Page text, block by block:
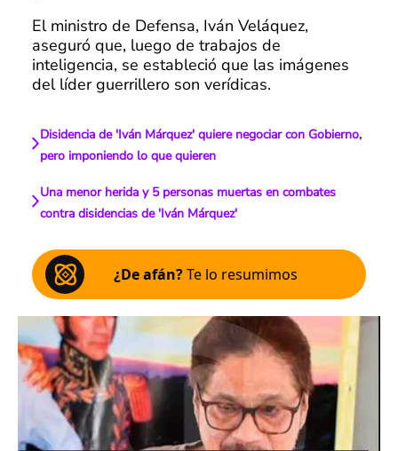
El ministro de Defensa, Iván Veláquez,
aseguró que, luego de trabajos de
inteligencia, se estableció que las imágenes
del líder guerrillero son verídicas.
Disidencia de 'Iván Márquez' quiere negociar con Gobierno,
pero imponiendo lo que quieren
Una menor herida y 5 personas muertas en combates
contra disidencias de 'Iván Márquez'
¿De afán?Te lo resumimos